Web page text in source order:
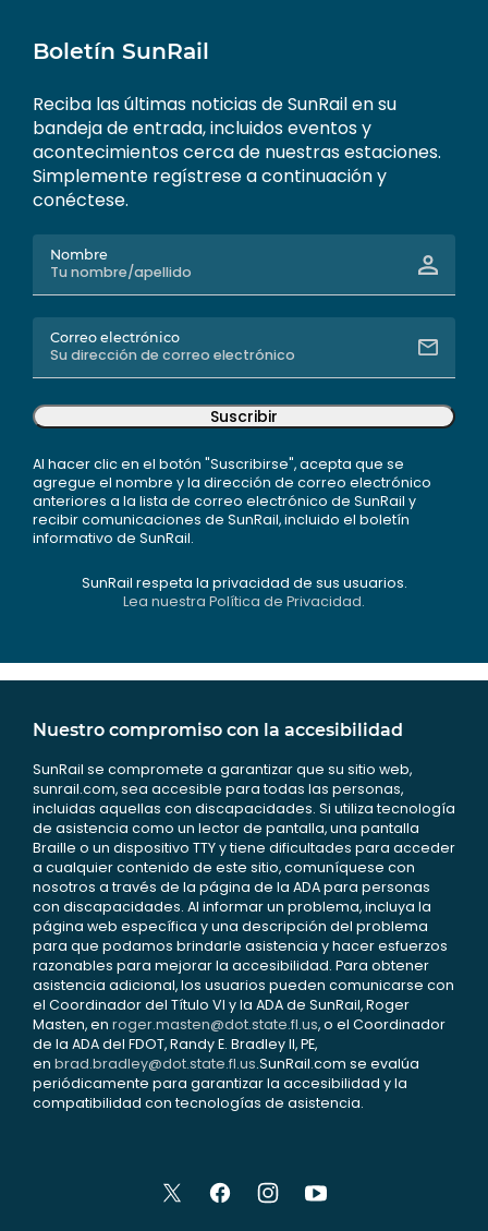
Boletín SunRail
Reciba las últimas noticias de SunRail en su
bandeja de entrada, incluidos eventos y
acontecimientos cerca de nuestras estaciones.
Simplemente regístrese a continuación y
conéctese.
Nombre
Correo electrónico
Suscribir
Al hacer clic en el botón "Suscribirse", acepta que se
agregue el nombre y la dirección de correo electrónico
anteriores a la lista de correo electrónico de SunRail y
recibir comunicaciones de SunRail, incluido el boletín
informativo de SunRail.
SunRail respeta la privacidad de sus usuarios.
Lea nuestra Política de Privacidad.
Nuestro compromiso con la accesibilidad
SunRail se compromete a garantizar que su sitio web,
sunrail.com, sea accesible para todas las personas,
incluidas aquellas con discapacidades. Si utiliza tecnología
de asistencia como un lector de pantalla, una pantalla
Braille o un dispositivo TTY y tiene dificultades para acceder
a cualquier contenido de este sitio, comuníquese con
nosotros a través de la página de la ADA para personas
con discapacidades. Al informar un problema, incluya la
página web específica y una descripción del problema
para que podamos brindarle asistencia y hacer esfuerzos
razonables para mejorar la accesibilidad. Para obtener
asistencia adicional, los usuarios pueden comunicarse con
el Coordinador del Título VI y la ADA de SunRail, Roger
Masten, en roger.masten@dot.state.fl.us, o el Coordinador
de la ADA del FDOT, Randy E. Bradley II, PE,
en brad.bradley@dot.state.fl.us.SunRail.com se evalúa
periódicamente para garantizar la accesibilidad y la
compatibilidad con tecnologías de asistencia.